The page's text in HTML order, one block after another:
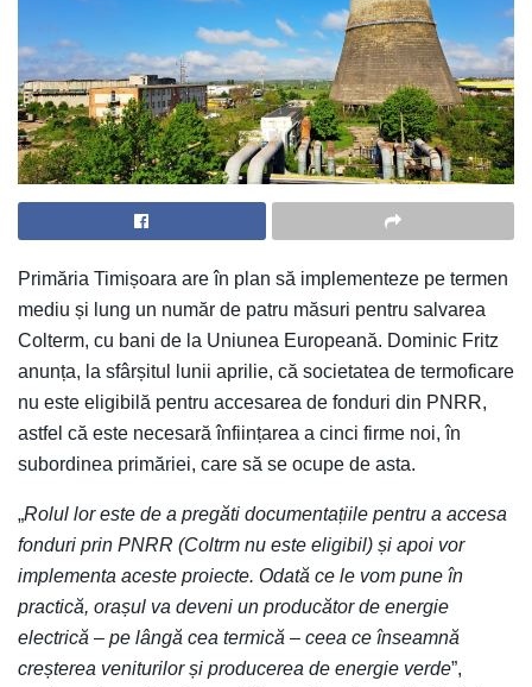
Primăria Timișoara are în plan să implementeze pe termen
mediu și lung un număr de patru măsuri pentru salvarea
Colterm, cu bani de la Uniunea Europeană. Dominic Fritz
anunța, la sfârșitul lunii aprilie, că societatea de termoficare
nu este eligibilă pentru accesarea de fonduri din PNRR,
astfel că este necesară înființarea a cinci firme noi, în
subordinea primăriei, care să se ocupe de asta.
„Rolul lor este de a pregăti documentațiile pentru a accesa
fonduri prin PNRR (Coltrm nu este eligibil) și apoi vor
implementa aceste proiecte. Odată ce le vom pune în
practică, orașul va deveni un producător de energie
electrică – pe lângă cea termică – ceea ce înseamnă
creșterea veniturilor și producerea de energie verde”,